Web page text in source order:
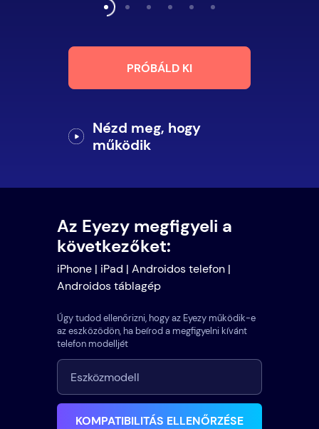
PRÓBÁLD KI
Nézd meg, hogy
működik
Az Eyezy megfigyeli a
következőket:
iPhone | iPad | Androidos telefon |
Androidos táblagép
Úgy tudod ellenőrizni, hogy az Eyezy működik-e
az eszközödön, ha beírod a megfigyelni kívánt
telefon modelljét
KOMPATIBILITÁS ELLENŐRZÉSE